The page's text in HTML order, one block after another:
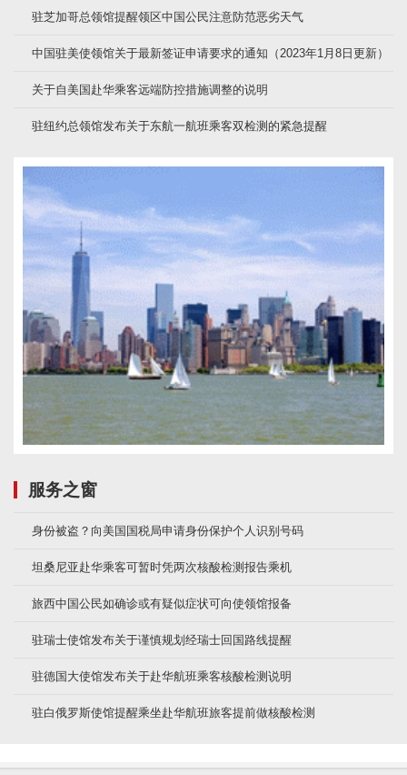
驻芝加哥总领馆提醒领区中国公民注意防范恶劣天气
中国驻美使领馆关于最新签证申请要求的通知（2023年1月8日更新）
关于自美国赴华乘客远端防控措施调整的说明
驻纽约总领馆发布关于东航一航班乘客双检测的紧急提醒
服务之窗
身份被盗？向美国国税局申请身份保护个人识别号码
坦桑尼亚赴华乘客可暂时凭两次核酸检测报告乘机
旅西中国公民如确诊或有疑似症状可向使领馆报备
驻瑞士使馆发布关于谨慎规划经瑞士回国路线提醒
驻德国大使馆发布关于赴华航班乘客核酸检测说明
驻白俄罗斯使馆提醒乘坐赴华航班旅客提前做核酸检测